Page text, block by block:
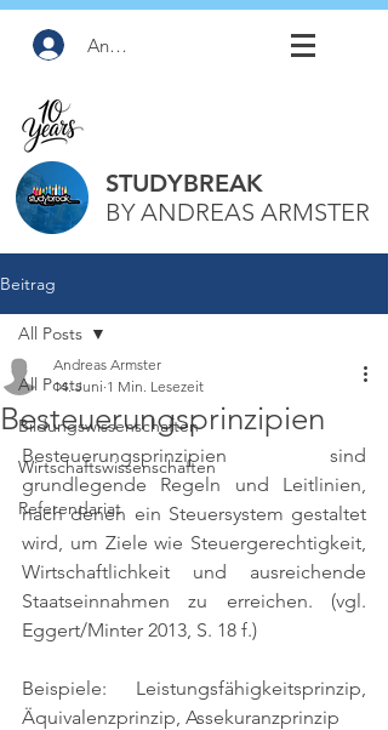
Anmelden
STUDYBREAK
BY ANDREAS ARMSTER
Beitrag
All Posts
Bildungswissenschaften
Wirtschaftswissenschaften
Referendariat
All Posts
Besteuerungsprinzipien
Andreas Armster
14. Juni 1 Min. Lesezeit
Besteuerungsprinzipien sind
grundlegende Regeln und Leitlinien,
nach denen ein Steuersystem gestaltet
wird, um Ziele wie Steuergerechtigkeit,
Wirtschaftlichkeit und ausreichende
Staatseinnahmen zu erreichen. (vgl.
Eggert/Minter 2013, S. 18 f.)
Beispiele: Leistungsfähigkeitsprinzip,
Äquivalenzprinzip, Assekuranzprinzip